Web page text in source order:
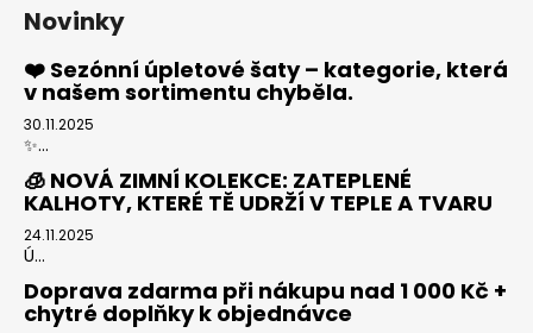
Novinky
❤️ Sezónní úpletové šaty – kategorie, která
v našem sortimentu chyběla.
30.11.2025
✨...
🧊 NOVÁ ZIMNÍ KOLEKCE: ZATEPLENÉ
KALHOTY, KTERÉ TĚ UDRŽÍ V TEPLE A TVARU
24.11.2025
Ú...
Doprava zdarma při nákupu nad 1 000 Kč +
chytré doplňky k objednávce